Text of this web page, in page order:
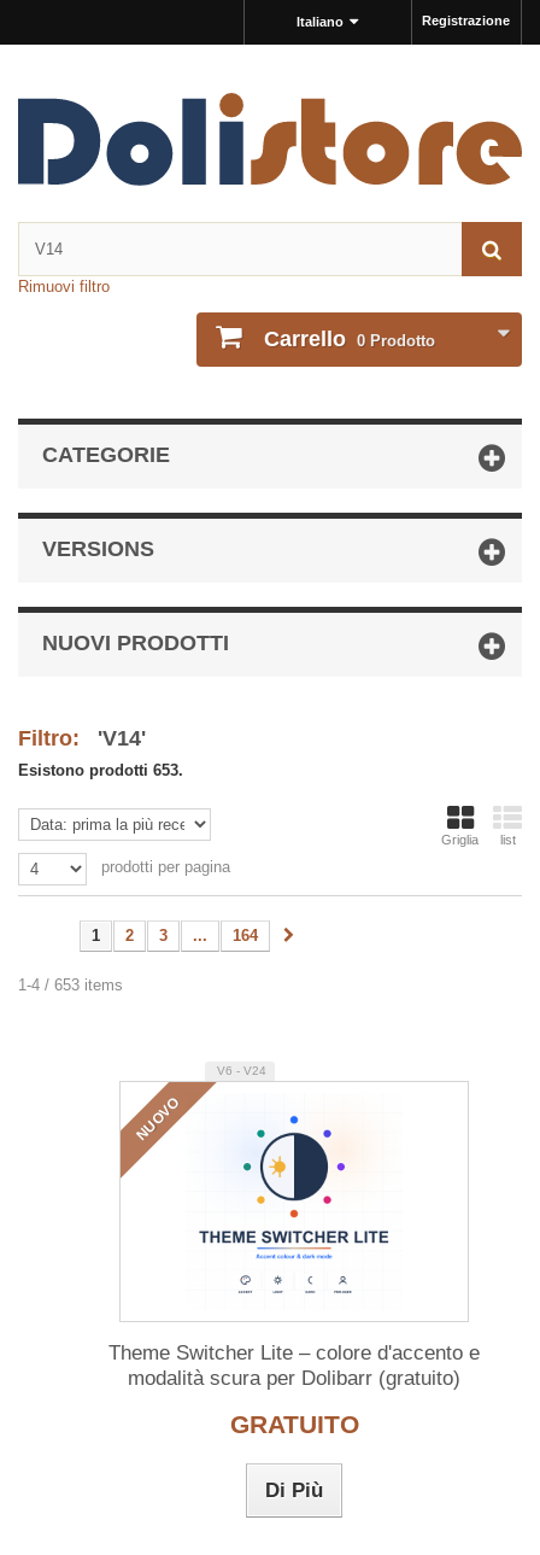
Registrazione
Italiano
Rimuovi filtro
Carrello 0 Prodotto
CATEGORIE
VERSIONS
NUOVI PRODOTTI
Filtro: 'V14'
Esistono prodotti 653.
Griglia list
prodotti per pagina
1 2 3 ... 164
1-4 / 653 items
NUOVO
V6 - V24
Theme Switcher Lite – colore d'accento e
modalità scura per Dolibarr (gratuito)
GRATUITO
Di Più